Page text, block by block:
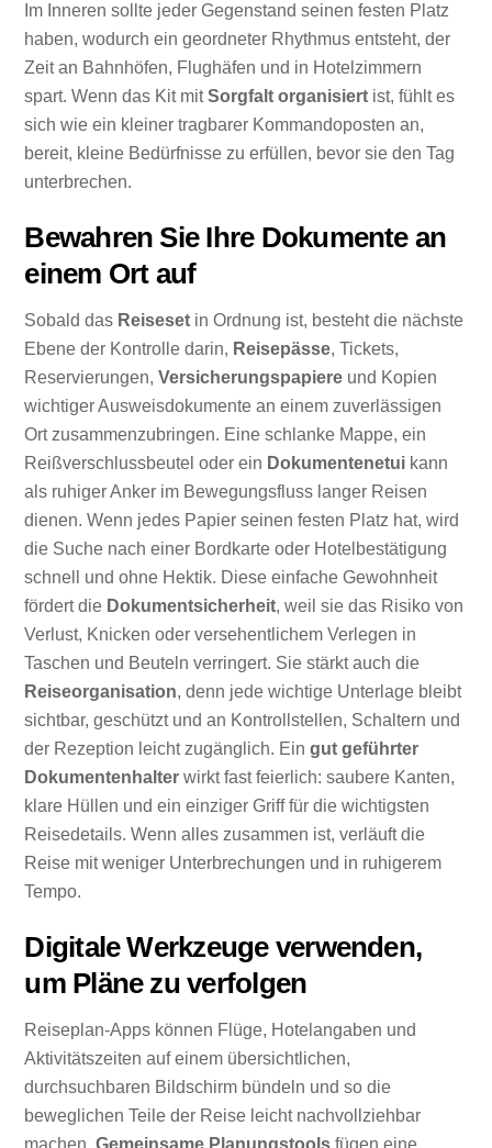
Im Inneren sollte jeder Gegenstand seinen festen Platz
haben, wodurch ein geordneter Rhythmus entsteht, der
Zeit an Bahnhöfen, Flughäfen und in Hotelzimmern
spart. Wenn das Kit mitSorgfalt organisiert ist, fühlt es
sich wie ein kleiner tragbarer Kommandoposten an,
bereit, kleine Bedürfnisse zu erfüllen, bevor sie den Tag
unterbrechen.
Bewahren Sie Ihre Dokumente an
einem Ort auf
Sobald das Reiseset in Ordnung ist, besteht die nächste
Ebene der Kontrolle darin, Reisepässe, Tickets,
Reservierungen,Versicherungspapiere und Kopien
wichtiger Ausweisdokumente an einem zuverlässigen
Ort zusammenzubringen. Eine schlanke Mappe, ein
Reißverschlussbeutel oder ein Dokumentenetui kann
als ruhiger Anker im Bewegungsfluss langer Reisen
dienen. Wenn jedes Papier seinen festen Platz hat, wird
die Suche nach einer Bordkarte oder Hotelbestätigung
schnell und ohne Hektik. Diese einfache Gewohnheit
fördert die Dokumentsicherheit, weil sie das Risiko von
Verlust, Knicken oder versehentlichem Verlegen in
Taschen und Beuteln verringert. Sie stärkt auch die
Reiseorganisation, denn jede wichtige Unterlage bleibt
sichtbar, geschützt und an Kontrollstellen, Schaltern und
der Rezeption leicht zugänglich. Eingut geführter
Dokumentenhalter wirkt fast feierlich: saubere Kanten,
klare Hüllen und ein einziger Griff für die wichtigsten
Reisedetails. Wenn alles zusammen ist, verläuft die
Reise mit weniger Unterbrechungen und in ruhigerem
Tempo.
Digitale Werkzeuge verwenden,
um Pläne zu verfolgen
Reiseplan-Apps können Flüge, Hotelangaben und
Aktivitätszeiten auf einem übersichtlichen,
durchsuchbaren Bildschirm bündeln und so die
beweglichen Teile der Reise leicht nachvollziehbar
machen.Gemeinsame Planungstools fügen eine